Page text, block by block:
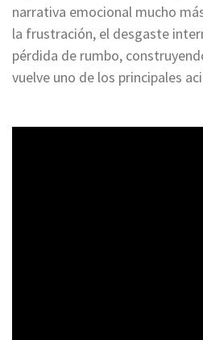
narrativa emocional mucho
la frustración, el desgaste
pérdida de rumbo,
vuelve uno de los principales